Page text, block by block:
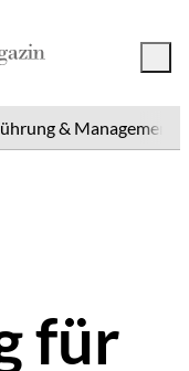
& Management
für